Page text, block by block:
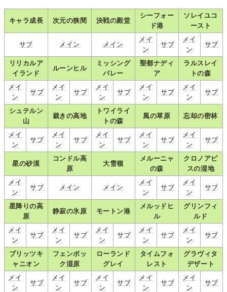
キャラ成長 次元の狭間 決戦の殿堂
シーフォー
ド港
ソレイユコ
ースト
サブ メイン メイン
メイ
ン
サブ
メイ
ン
サブ
リリカルア
イランド
ルーンヒル
ミッシング
バレー
聖都ナディ
ア
ラルスレイ
トの森
メイ
ン
サブ
メイ
ン
サブ
メイ
ン
サブ
メイ
ン
サブ
メイ
ン
サブ
シュテルン
山
裁きの高地
トワイライ
トの森
風の草原 忘却の密林
メイ
ン
サブ
メイ
ン
サブ
メイ
ン
サブ
メイ
ン
サブ
メイ
ン
サブ
星の砂漠
コンドル高
原
大雪嶺
メルーニャ
の森
クロノアビ
スの湿地
メイ
ン
サブ メイン メイン
メイ
ン
サブ
メイ
ン
サブ
星降りの高
原
静寂の氷原 モートン港
メルッドヒ
ル
グリンフィ
ルド
メイ
ン
サブ
メイ
ン
サブ
メイ
ン
サブ
メイ
ン
サブ
メイ
ン
サブ
ブリッツキ
ャニオン
フェンボッ
ク湿原
ローランド
グレイ
タイムフォ
レスト
グラヴィタ
デザート
メイ
ン
サブ
メイ
ン
サブ
メイ
ン
サブ
メイ
ン
サブ
メイ
ン
サブ